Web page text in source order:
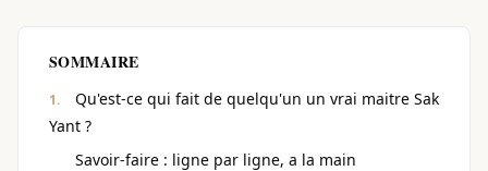
SOMMAIRE
Qu'est-ce qui fait de quelqu'un un vrai maitre Sak
Yant ?
Savoir-faire : ligne par ligne, a la main